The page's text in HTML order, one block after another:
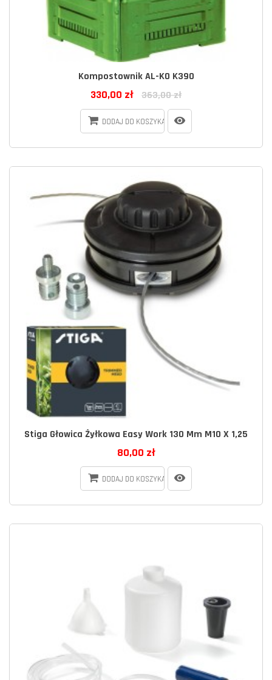
Kompostownik AL-KO K390
330,00 zł 363,00 zł
DODAJ DO KOSZYKA
Stiga Głowica Żyłkowa Easy Work 130 Mm M10 X 1,25
80,00 zł
DODAJ DO KOSZYKA